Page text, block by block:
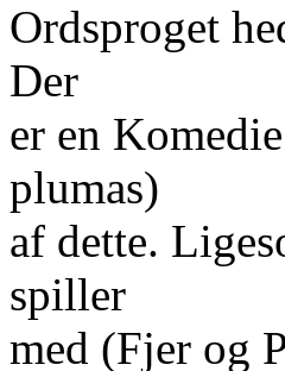
Ordsproget
Der
er en
plumas)
af dette.
spiller
med (Fjer og